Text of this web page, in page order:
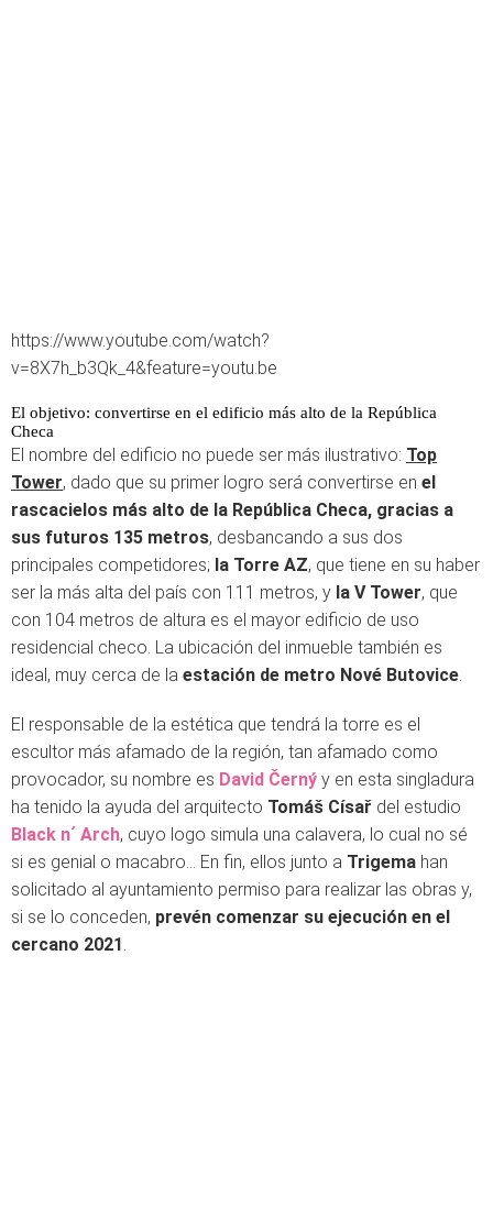
https://www.youtube.com/watch?
v=8X7h_b3Qk_4&feature=youtu.be
El objetivo: convertirse en el edificio más alto de la República
Checa
El nombre del edificio no puede ser más ilustrativo: Top
Tower, dado que su primer logro será convertirse en el
rascacielos más alto de la República Checa, gracias a
sus futuros 135 metros, desbancando a sus dos
principales competidores; la Torre AZ, que tiene en su haber
ser la más alta del país con 111 metros, y la V Tower, que
con 104 metros de altura es el mayor edificio de uso
residencial checo. La ubicación del inmueble también es
ideal, muy cerca de la estación de metro Nové Butovice.
El responsable de la estética que tendrá la torre es el
escultor más afamado de la región, tan afamado como
provocador, su nombre es David Černý y en esta singladura
ha tenido la ayuda del arquitecto Tomáš Císař del estudio
Black n´ Arch, cuyo logo simula una calavera, lo cual no sé
si es genial o macabro… En fin, ellos junto a Trigema han
solicitado al ayuntamiento permiso para realizar las obras y,
si se lo conceden, prevén comenzar su ejecución en el
cercano 2021.